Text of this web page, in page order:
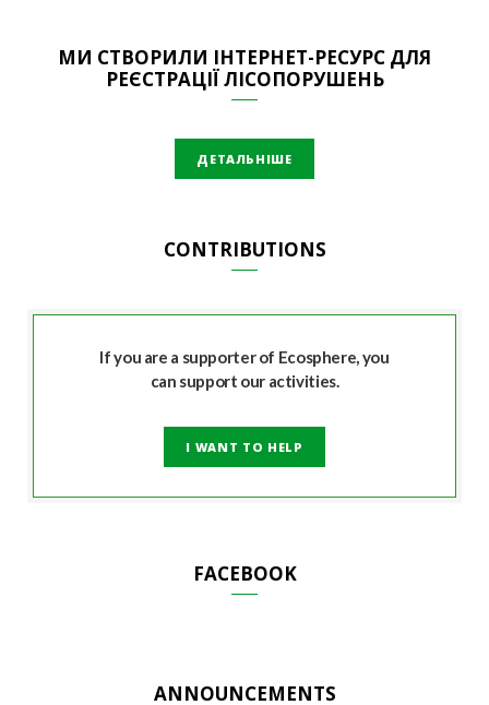
МИ СТВОРИЛИ ІНТЕРНЕТ-РЕСУРС ДЛЯ
РЕЄСТРАЦІЇ ЛІСОПОРУШЕНЬ
ДЕТАЛЬНІШЕ
CONTRIBUTIONS
If you are a supporter of Ecosphere, you
can support our activities.
I WANT TO HELP
FACEBOOK
ANNOUNCEMENTS